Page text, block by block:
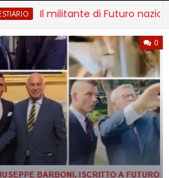
Il militante di Futuro nazionale e
0